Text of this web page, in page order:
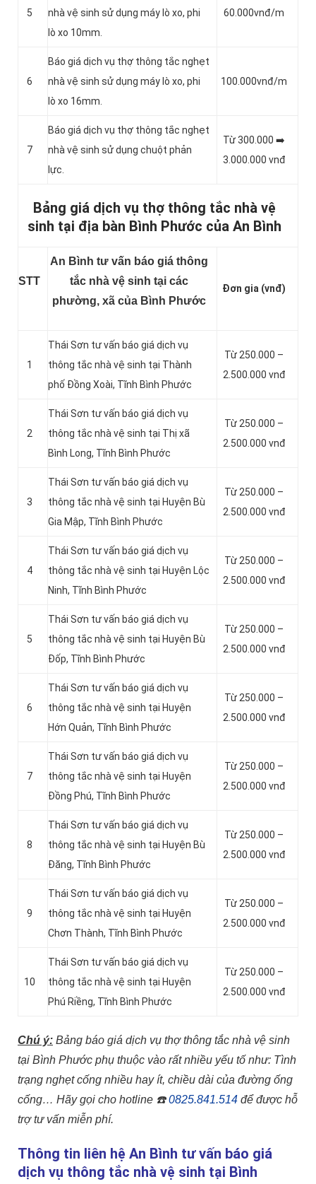
5
nhà vệ sinh sử dụng máy lò xo, phi
lò xo 10mm.
60.000vnđ/m
6
Báo giá dịch vụ thợ thông tắc nghẹt
nhà vệ sinh sử dụng máy lò xo, phi
lò xo 16mm.
100.000vnđ/m
7
Báo giá dịch vụ thợ thông tắc nghẹt
nhà vệ sinh sử dụng chuột phản
lực.
Từ 300.000 ➡️
3.000.000 vnđ
Bảng giá dịch vụ thợ thông tắc nhà vệ
sinh tại địa bàn Bình Phước của An Bình
STT
An Bình tư vấn báo giá thông
tắc nhà vệ sinh tại các
phường, xã của Bình Phước
Đơn gia (vnđ)
1
Thái Sơn tư vấn báo giá dịch vụ
thông tắc nhà vệ sinh tại Thành
phố Đồng Xoài, Tĩnh Bình Phước
Từ 250.000 –
2.500.000 vnđ
2
Thái Sơn tư vấn báo giá dịch vụ
thông tắc nhà vệ sinh tại Thị xã
Bình Long, Tĩnh Bình Phước
Từ 250.000 –
2.500.000 vnđ
3
Thái Sơn tư vấn báo giá dịch vụ
thông tắc nhà vệ sinh tại Huyện Bù
Gia Mập, Tĩnh Bình Phước
Từ 250.000 –
2.500.000 vnđ
4
Thái Sơn tư vấn báo giá dịch vụ
thông tắc nhà vệ sinh tại Huyện Lộc
Ninh, Tĩnh Bình Phước
Từ 250.000 –
2.500.000 vnđ
5
Thái Sơn tư vấn báo giá dịch vụ
thông tắc nhà vệ sinh tại Huyện Bù
Đốp, Tĩnh Bình Phước
Từ 250.000 –
2.500.000 vnđ
6
Thái Sơn tư vấn báo giá dịch vụ
thông tắc nhà vệ sinh tại Huyện
Hớn Quản, Tĩnh Bình Phước
Từ 250.000 –
2.500.000 vnđ
7
Thái Sơn tư vấn báo giá dịch vụ
thông tắc nhà vệ sinh tại Huyện
Đồng Phú, Tĩnh Bình Phước
Từ 250.000 –
2.500.000 vnđ
8
Thái Sơn tư vấn báo giá dịch vụ
thông tắc nhà vệ sinh tại Huyện Bù
Đăng, Tĩnh Bình Phước
Từ 250.000 –
2.500.000 vnđ
9
Thái Sơn tư vấn báo giá dịch vụ
thông tắc nhà vệ sinh tại Huyện
Chơn Thành, Tĩnh Bình Phước
Từ 250.000 –
2.500.000 vnđ
10
Thái Sơn tư vấn báo giá dịch vụ
thông tắc nhà vệ sinh tại Huyện
Phú Riềng, Tĩnh Bình Phước
Từ 250.000 –
2.500.000 vnđ
Chú ý: Bảng báo giá dịch vụ thợ thông tắc nhà vệ sinh
tại Bình Phước phụ thuộc vào rất nhiều yếu tố như: Tình
trạng nghẹt cống nhiều hay ít, chiều dài của đường ống
cống… Hãy gọi cho hotline ☎️0825.841.514 để được hỗ
trợ tư vấn miễn phí.
Thông tin liên hệ An Bình tư vấn báo giá
dịch vụ thông tắc nhà vệ sinh tại Bình